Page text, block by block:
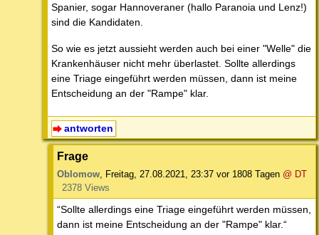
Spanier, sogar Hannoveraner (hallo Paranoia und Lenz!)
sind die Kandidaten.
So wie es jetzt aussieht werden auch bei einer "Welle" die
Krankenhäuser nicht mehr überlastet. Sollte allerdings
eine Triage eingeführt werden müssen, dann ist meine
Entscheidung an der "Rampe" klar.
antworten
Frage
Oblomow, Freitag, 27.08.2021, 23:37 vor 1808 Tagen @ DT
2378 Views
“Sollte allerdings eine Triage eingeführt werden müssen,
dann ist meine Entscheidung an der "Rampe" klar.“